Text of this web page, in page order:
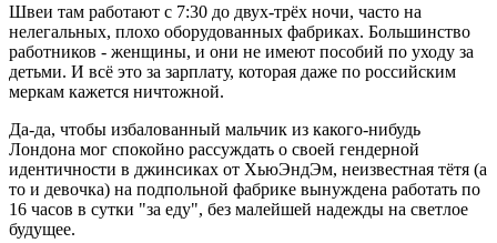
Швеи там работают с 7:30 до двух-трёх ночи, часто на
нелегальных, плохо оборудованных фабриках. Большинство
работников - женщины, и они не имеют пособий по уходу за
детьми. И всё это за зарплату, которая даже по российским
меркам кажется ничтожной.
Да-да, чтобы избалованный мальчик из какого-нибудь
Лондона мог спокойно рассуждать о своей гендерной
идентичности в джинсиках от ХьюЭндЭм, неизвестная тётя (а
то и девочка) на подпольной фабрике вынуждена работать по
16 часов в сутки "за еду", без малейшей надежды на светлое
будущее.